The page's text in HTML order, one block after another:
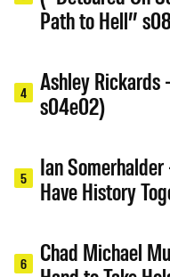
Path to Hell”
4
Ashley Rickards
s04e02)
5
Ian
Have History
6
Chad Michael